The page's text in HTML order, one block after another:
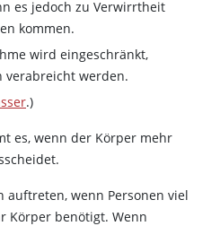
es jedoch zu Verwirrtheit
kommen.
wird eingeschränkt,
verabreicht werden.
.)
es, wenn der Körper mehr
auftreten, wenn Personen viel
Körper benötigt. Wenn